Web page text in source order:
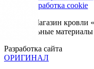
Сбор и обработка cookie
© 2026. Магазин кровли
Строительные
Разработка сайта
ОРИГИНАЛ